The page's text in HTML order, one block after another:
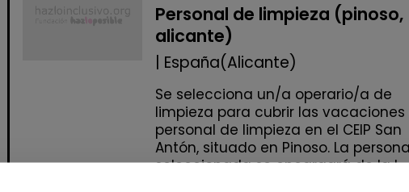
Personal de limpieza (pinoso,
alicante)
| España(Alicante)
Se selecciona un/a operario/a de
limpieza para cubrir las vacaciones
personal de limpieza en el CEIP San
Antón, situado en Pinoso. La persona
seleccionada se encargará de la l...